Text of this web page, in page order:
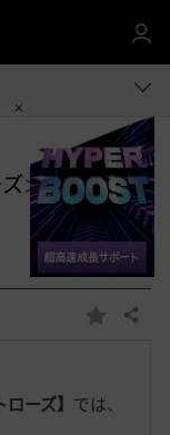
ズ≫ ギルメ
お
入
共有する
ローズ】 では、